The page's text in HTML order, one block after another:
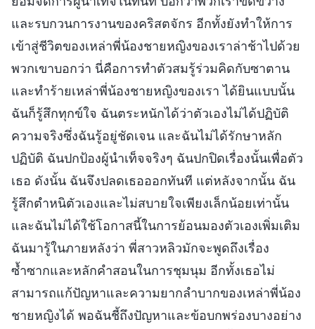
และรบกวนการงานของคริสตจักร อีกทั้งยังทำให้การ
เข้าสู่ชีวิตของเหล่าพี่น้องชายหญิงของเราล่าช้าไปด้วย
พวกเขาบอกว่า นี่คือการทำตัวสมรู้ร่วมคิดกับซาตาน
และทำร้ายเหล่าพี่น้องชายหญิงของเรา ได้ยินแบบนั้น
ฉันก็รู้สึกทุกข์ใจ ฉันตระหนักได้ว่าตัวเองไม่ได้ปฏิบัติ
ความจริงซึ่งฉันรู้อยู่ชัดเจน และฉันไม่ได้รักษาหลัก
ปฏิบัติ ฉันปกป้องผู้นำเท็จจริงๆ ฉันปกปิดเรื่องนั้นเพื่อตัว
เธอ ดังนั้น ฉันจึงปลดเธอออกทันที แต่หลังจากนั้น ฉัน
รู้สึกตำหนิตัวเองและไม่สบายใจเพียงเล็กน้อยเท่านั้น
และฉันไม่ได้ใช้โอกาสนี้ในการย้อนมองตัวเองเพิ่มเติม
ฉันมารู้ในภายหลังว่า พี่สาวหลิวมักจะพูดถึงเรื่อง
ซ้ำซากและหลักคำสอนในการชุมนุม อีกทั้งเธอไม่
สามารถแก้ปัญหาและความยากลำบากของเหล่าพี่น้อง
ชายหญิงได้ พอฉันชี้ถึงปัญหาและข้อบกพร่องบางอย่าง